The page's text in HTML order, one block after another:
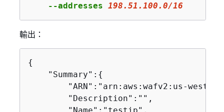
    --addresses
198. 51 . 100. 0/16
輸出：
{
    "Summary":
{
"ARN":"arn:aws:wafv2:us-west-
        "Description":"",